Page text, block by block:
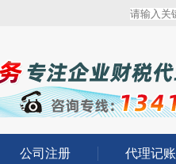
公司注册 代理记账